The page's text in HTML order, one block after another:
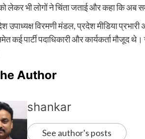
लेकर भी लोगों ने चिंता जताई और कहा कि अब
उपाध्यक्ष विरमणी मंडल, प्रदेश मीडिया प्रभारी
कई पार्टी पदाधिकारी और कार्यकर्ता मौजूद
Author
shankar
See author's posts